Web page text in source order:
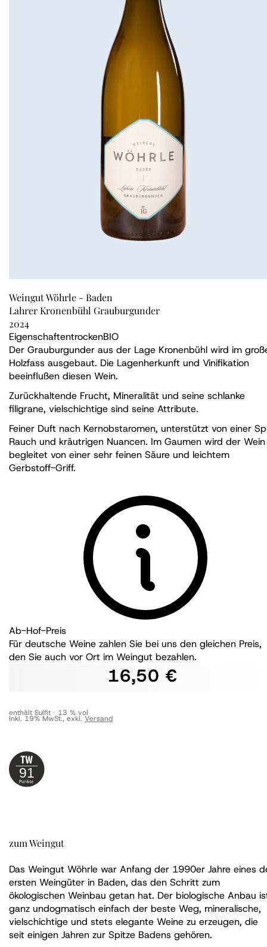
Weingut Wöhrle - Baden
Lahrer Kronenbühl Grauburgunder
2024
EigenschaftentrockenBIO
Der Grauburgunder aus der Lage Kronenbühl wird im
Holzfass ausgebaut. Die Lagenherkunft und Vinifikation
beeinflußen diesen Wein.
Zurückhaltende Frucht, Mineralität und seine schlanke
filigrane, vielschichtige sind seine Attribute.
Feiner Duft nach Kernobstaromen, unterstützt von einer
Rauch und kräutrigen Nuancen. Im Gaumen wird der Wein
begleitet von einer sehr feinen Säure und leichtem
Gerbstoff-Griff.
Ab-Hof-Preis
Für deutsche Weine zahlen Sie bei uns den gleichen Preis,
den Sie auch vor Ort im Weingut bezahlen.
16,50 €
Inkl. 19% MwSt., exkl. Versand
enthält Sulfit 13 % vol
91
zum Weingut
Das Weingut Wöhrle war Anfang der 1990er Jahre eines
ersten Weingüter in Baden, das den Schritt zum
ökologischen Weinbau getan hat. Der biologische Anbau
ganz undogmatisch einfach der beste Weg, mineralische,
vielschichtige und stets elegante Weine zu erzeugen, die
seit einigen Jahren zur Spitze Badens gehören.